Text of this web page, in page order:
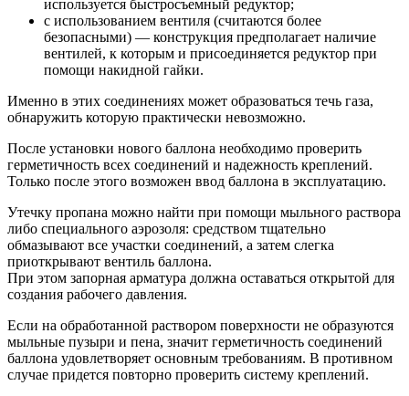
используется быстросъемный редуктор;
с использованием вентиля (считаются более
безопасными) — конструкция предполагает наличие
вентилей, к которым и присоединяется редуктор при
помощи накидной гайки.
Именно в этих соединениях может образоваться течь газа,
обнаружить которую практически невозможно.
После установки нового баллона необходимо проверить
герметичность всех соединений и надежность креплений.
Только после этого возможен ввод баллона в эксплуатацию.
Утечку пропана можно найти при помощи мыльного раствора
либо специального аэрозоля: средством тщательно
обмазывают все участки соединений, а затем слегка
приоткрывают вентиль баллона.
При этом запорная арматура должна оставаться открытой для
создания рабочего давления.
Если на обработанной раствором поверхности не образуются
мыльные пузыри и пена, значит герметичность соединений
баллона удовлетворяет основным требованиям. В противном
случае придется повторно проверить систему креплений.